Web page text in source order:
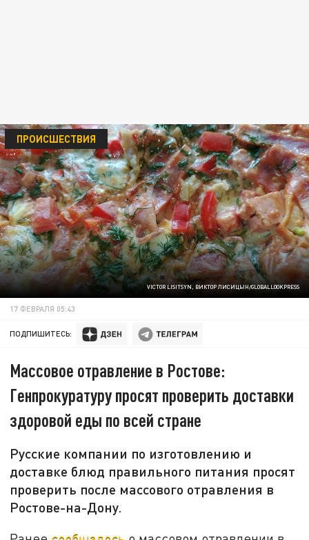
VICTOR LISITSYN, ВИКТОР ЛИСИЦЫН/GLOBALLOOKPRESS
ПРОИСШЕСТВИЯ
17 ФЕВРАЛЯ 05:43
ПОДПИШИТЕСЬ:
Массовое отравление в Ростове:
Генпрокуратуру просят проверить доставки
здоровой еды по всей стране
Русские компании по изготовлению и
доставке блюд правильного питания просят
проверить после массового отравления в
Ростове-на-Дону.